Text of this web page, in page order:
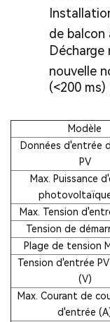
de balcon
Décharge
nouvelle
(<200
Modèle
Données d'entrée
PV
Max. Puissance
Max. Tension
Tension de
Plage de tension
Tension d'entrée
(V)
Max. Courant de
d'entrée